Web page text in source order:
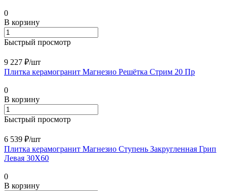
0
В корзину
Быстрый просмотр
9 227 ₽/шт
Плитка керамогранит Магнезио Решётка Стрим 20 Пр
0
В корзину
Быстрый просмотр
6 539 ₽/шт
Плитка керамогранит Магнезио Ступень Закругленная Грип
Левая 30X60
0
В корзину